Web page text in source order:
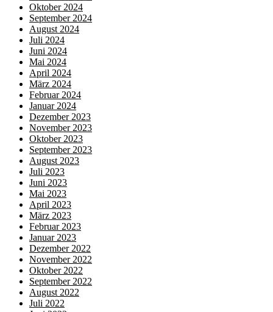
Oktober 2024
September 2024
August 2024
Juli 2024
Juni 2024
Mai 2024
April 2024
März 2024
Februar 2024
Januar 2024
Dezember 2023
November 2023
Oktober 2023
September 2023
August 2023
Juli 2023
Juni 2023
Mai 2023
April 2023
März 2023
Februar 2023
Januar 2023
Dezember 2022
November 2022
Oktober 2022
September 2022
August 2022
Juli 2022